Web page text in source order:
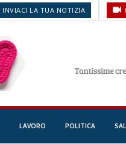
INVIACI LA TUA NOTIZIA
LAVORO POLITICA